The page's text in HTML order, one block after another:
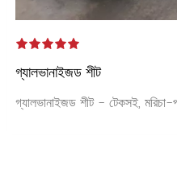
গ্যালভানাইজড শীট
গ্যালভানাইজড শীট - টেকসই,